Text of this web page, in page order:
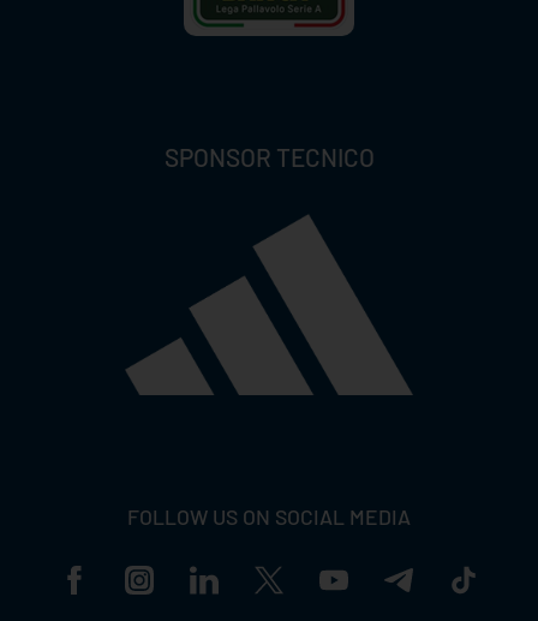
SPONSOR TECNICO
FOLLOW US ON SOCIAL MEDIA